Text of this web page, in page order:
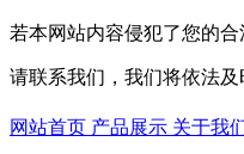
若本网站内容侵犯了您的合
请联系我们，我们将依法及
网站首页 产品展示 关于我